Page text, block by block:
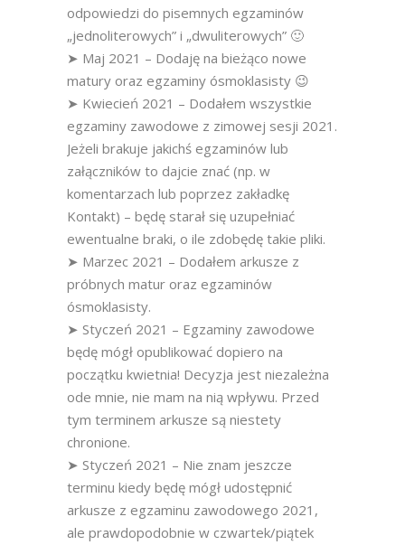
odpowiedzi do pisemnych egzaminów
„jednoliterowych” i „dwuliterowych” 🙂
➤ Maj 2021 – Dodaję na bieżąco nowe
matury oraz egzaminy ósmoklasisty 😉
➤ Kwiecień 2021 – Dodałem wszystkie
egzaminy zawodowe z zimowej sesji 2021.
Jeżeli brakuje jakichś egzaminów lub
załączników to dajcie znać (np. w
komentarzach lub poprzez zakładkę
Kontakt) – będę starał się uzupełniać
ewentualne braki, o ile zdobędę takie pliki.
➤ Marzec 2021 – Dodałem arkusze z
próbnych matur oraz egzaminów
ósmoklasisty.
➤ Styczeń 2021 – Egzaminy zawodowe
będę mógł opublikować dopiero na
początku kwietnia! Decyzja jest niezależna
ode mnie, nie mam na nią wpływu. Przed
tym terminem arkusze są niestety
chronione.
➤ Styczeń 2021 – Nie znam jeszcze
terminu kiedy będę mógł udostępnić
arkusze z egzaminu zawodowego 2021,
ale prawdopodobnie w czwartek/piątek